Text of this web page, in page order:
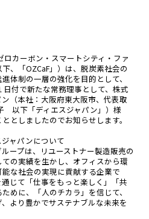
ロカーボン・スマートシティ・ファ
、「OZCaF」）は、脱炭素社会の
体制の一層の強化を目的として、
日付で新たな常務理事として、株式
（本社：大阪府東大阪市、代表取
以下「ディエスジャパン」）様
としましたのでお知らせします。
ャパンについて
ープは、リユーストナー製造販売の
ての実績を生かし、オフィスから環
な社会の実現に貢献する企業で
じて「仕事をもっと楽しく」「共
めに、「人のチカラ」を信じて、
より豊かでサステナブルな未来を